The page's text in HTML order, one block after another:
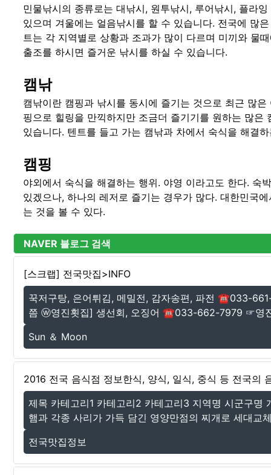
민물낚시의 종류로는 대낚시, 원투낚시, 루어낚시, 플라
있으며 겨울에는 얼음낚시를 할 수 있습니다. 전국에 많
트는 각 지역별로 상황과 조과가 많이 다르며 미끼와 물
출조를 하시면 즐거운 낚시를 하실 수 있습니다.
캠낚
캠낚이란 캠핑과 낚시를 동시에 즐기는 것으로 최근 많
핑으로 힐링을 만끽하지만 조금더 즐기기를 원하는 많
있습니다. 텐트를 들고 가는 캠낚과 차에서 숙식을 해결
캠핑
야외에서 숙식을 해결하는 행위. 야영 이라고도 한다. 숙
있겠으나, 하나의 레저로 즐기는 경우가 많다. 대한민국
는 것을 볼 수 있다.
NAVER 블로그 검색
[스크랩] 전국맛집>INFO
꾹저구탕, 은어튀김, 메밀전, 감자송편, 파전 ☎033-
쯤 ⓦ영진횟집] 생선회, 오징어 ☎033-662-7979 ☞영
Sun ＆ Moon
2016 전국 음식점 정보한식, 양식, 일식, 중식 등 전국의
제목 카테고리1 카테고리2 카테고리3 지역명 시군구명
햄과 각종 사리가 가득 담긴 영양만점의 찌개로 세대교
전국맛집정보